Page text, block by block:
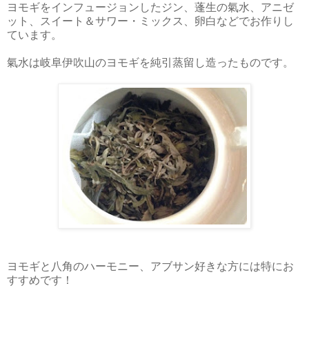
ヨモギをインフュージョンしたジン、蓬生の氣水、アニゼ
ット、スイート＆サワー・ミックス、卵白などでお作りし
ています。
氣水は岐阜伊吹山のヨモギを純引蒸留し造ったものです。
ヨモギと八角のハーモニー、アブサン好きな方には特にお
すすめです！